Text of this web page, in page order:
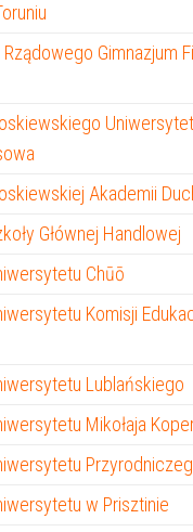
Gimnazjum
Akademii
Głównej Handlowej
Chūō
Komisji
Lublańskiego
Mikołaja
w Prisztinie